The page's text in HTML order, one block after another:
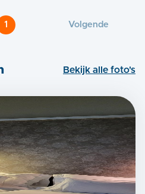
1 Volgende
Bekijk alle foto's